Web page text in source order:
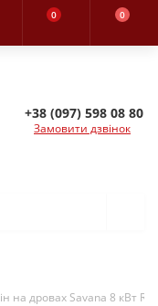
0 0
+38 (097) 598 08 80
Замовити дзвінок
на дровах Savana 8 кВт